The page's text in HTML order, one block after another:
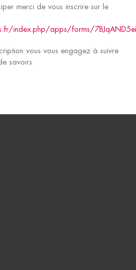
merci de vous inscrire sur le
index.php/apps/forms/
vous vous engagez à suivre
savoirs.